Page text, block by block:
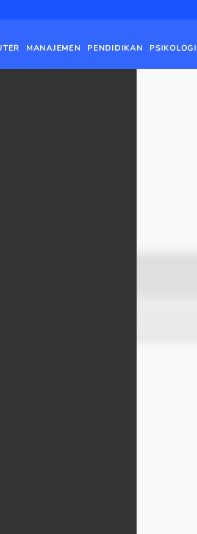
MANAJEMEN PENDIDIKAN PSIKOLOGI